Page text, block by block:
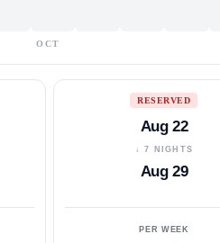
OCT
RESERVED
Aug 22
↓ 7 NIGHTS
Aug 29
PER WEEK